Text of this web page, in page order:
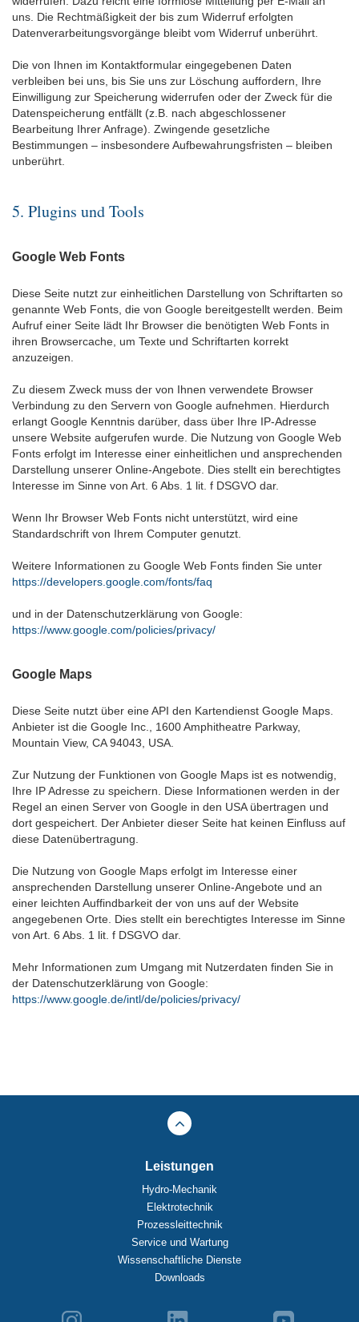
uns. Die Rechtmäßigkeit der bis zum Widerruf erfolgten
Datenverarbeitungsvorgänge bleibt vom Widerruf unberührt.
Die von Ihnen im Kontaktformular eingegebenen Daten
verbleiben bei uns, bis Sie uns zur Löschung auffordern, Ihre
Einwilligung zur Speicherung widerrufen oder der Zweck für die
Datenspeicherung entfällt (z.B. nach abgeschlossener
Bearbeitung Ihrer Anfrage). Zwingende gesetzliche
Bestimmungen – insbesondere Aufbewahrungsfristen – bleiben
unberührt.
5. Plugins und Tools
Google Web Fonts
Diese Seite nutzt zur einheitlichen Darstellung von Schriftarten so
genannte Web Fonts, die von Google bereitgestellt werden. Beim
Aufruf einer Seite lädt Ihr Browser die benötigten Web Fonts in
ihren Browsercache, um Texte und Schriftarten korrekt
anzuzeigen.
Zu diesem Zweck muss der von Ihnen verwendete Browser
Verbindung zu den Servern von Google aufnehmen. Hierdurch
erlangt Google Kenntnis darüber, dass über Ihre IP-Adresse
unsere Website aufgerufen wurde. Die Nutzung von Google Web
Fonts erfolgt im Interesse einer einheitlichen und ansprechenden
Darstellung unserer Online-Angebote. Dies stellt ein berechtigtes
Interesse im Sinne von Art. 6 Abs. 1 lit. f DSGVO dar.
Wenn Ihr Browser Web Fonts nicht unterstützt, wird eine
Standardschrift von Ihrem Computer genutzt.
Weitere Informationen zu Google Web Fonts finden Sie unter
https://developers.google.com/fonts/faq
und in der Datenschutzerklärung von Google:
https://www.google.com/policies/privacy/
Google Maps
Diese Seite nutzt über eine API den Kartendienst Google Maps.
Anbieter ist die Google Inc., 1600 Amphitheatre Parkway,
Mountain View, CA 94043, USA.
Zur Nutzung der Funktionen von Google Maps ist es notwendig,
Ihre IP Adresse zu speichern. Diese Informationen werden in der
Regel an einen Server von Google in den USA übertragen und
dort gespeichert. Der Anbieter dieser Seite hat keinen Einfluss auf
diese Datenübertragung.
Die Nutzung von Google Maps erfolgt im Interesse einer
ansprechenden Darstellung unserer Online-Angebote und an
einer leichten Auffindbarkeit der von uns auf der Website
angegebenen Orte. Dies stellt ein berechtigtes Interesse im Sinne
von Art. 6 Abs. 1 lit. f DSGVO dar.
Mehr Informationen zum Umgang mit Nutzerdaten finden Sie in
der Datenschutzerklärung von Google:
https://www.google.de/intl/de/policies/privacy/
Leistungen
Hydro-Mechanik
Elektrotechnik
Prozessleittechnik
Service und Wartung
Wissenschaftliche Dienste
Downloads